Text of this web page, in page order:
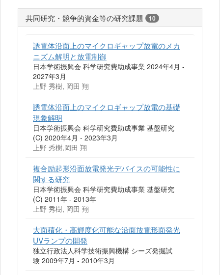
共同研究・競争的資金等の研究課題 10
誘電体沿面上のマイクロギャップ放電のメカ
ニズム解明と放電制御
日本学術振興会 科学研究費助成事業 2024年4月 -
2027年3月
上野 秀樹, 岡田 翔
誘電体沿面上のマイクロギャップ放電の基礎
現象解明
日本学術振興会 科学研究費助成事業 基盤研究
(C) 2020年4月 - 2023年3月
上野 秀樹,岡田 翔
複合励起形沿面放電発光デバイスの可能性に
関する研究
日本学術振興会 科学研究費助成事業 基盤研究
(C) 2011年 - 2013年
上野 秀樹, 岡田 翔
大面積化・高輝度化可能な沿面放電形面発光
UVランプの開発
独立行政法人科学技術振興機構 シーズ発掘試
験 2009年7月 - 2010年3月